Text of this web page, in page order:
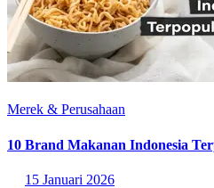
Merek & Perusahaan
10 Brand Makanan Indonesia
15 Januari 2026